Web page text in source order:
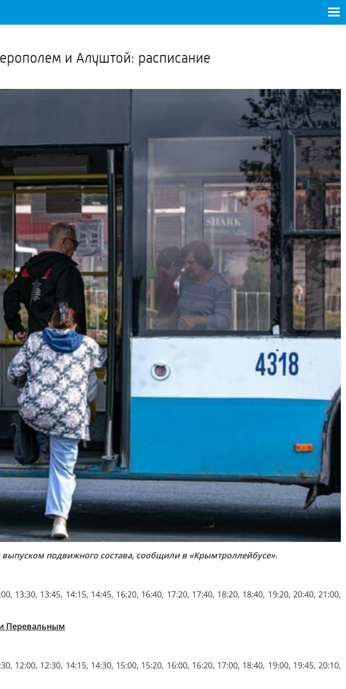
и Алуштой: расписание
подвижного состава, сообщили в «Крымтроллейбусе».
13:30, 13:45, 14:15, 14:45, 16:20, 16:40, 17:20, 17:40, 18:20, 18:40, 19:20, 20:40, 21:00,
Перевальным
12:00, 12:30, 14:15, 14:30, 15:00, 15:20, 16:00, 16:20, 17:00, 18:40, 19:00, 19:45, 20:10,